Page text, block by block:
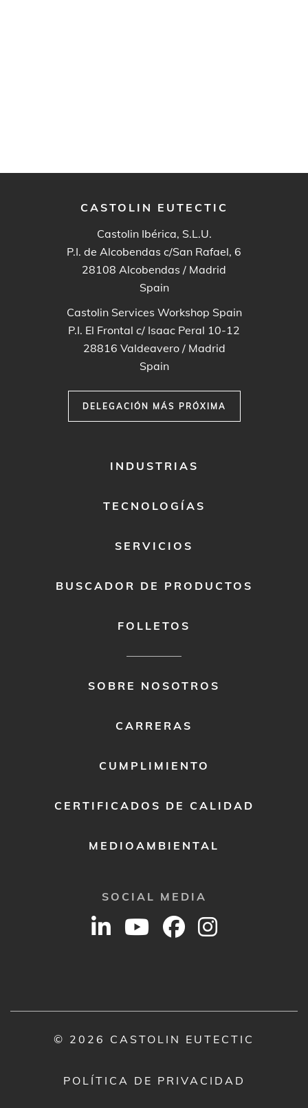
CASTOLIN EUTECTIC
Castolin Ibérica, S.L.U.
P.I. de Alcobendas c/San Rafael, 6
28108 Alcobendas / Madrid
Spain
Castolin Services Workshop Spain
P.I. El Frontal c/ Isaac Peral 10-12
28816 Valdeavero / Madrid
Spain
DELEGACIÓN MÁS PRÓXIMA
INDUSTRIAS
TECNOLOGÍAS
SERVICIOS
BUSCADOR DE PRODUCTOS
FOLLETOS
SOBRE NOSOTROS
CARRERAS
CUMPLIMIENTO
CERTIFICADOS DE CALIDAD
MEDIOAMBIENTAL
SOCIAL MEDIA
© 2026 CASTOLIN EUTECTIC
POLÍTICA DE PRIVACIDAD